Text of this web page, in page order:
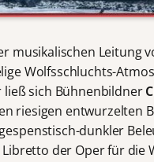
musikalischen Leitung
Wolfsschluchts-
sich Bühnenbildner
riesigen entwurzelten
dunkler
der Oper für die